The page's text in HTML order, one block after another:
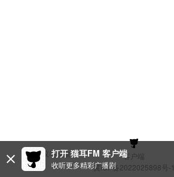
建议与反馈 客户端
冀ICP备2022025898号-1
打开 猫耳FM 客户端
收听更多精彩广播剧